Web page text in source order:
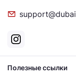
Полезные ссылки